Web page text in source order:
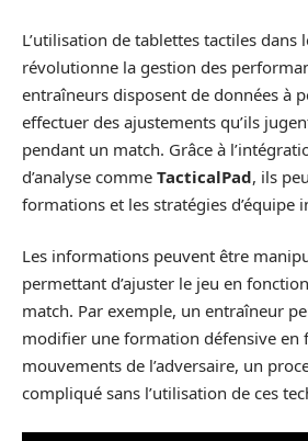
L’utilisation de tablettes tactiles
révolutionne la gestion des
entraîneurs disposent de données à
effectuer des ajustements qu’ils
pendant un match. Grâce à
d’analyse comme TacticalPad, ils
formations et les stratégies d’équipe
Les informations peuvent être
permettant d’ajuster le jeu en
match. Par exemple, un entraîneur
modifier une formation défensive en
mouvements de l’adversaire, un
compliqué sans l’utilisation de ces